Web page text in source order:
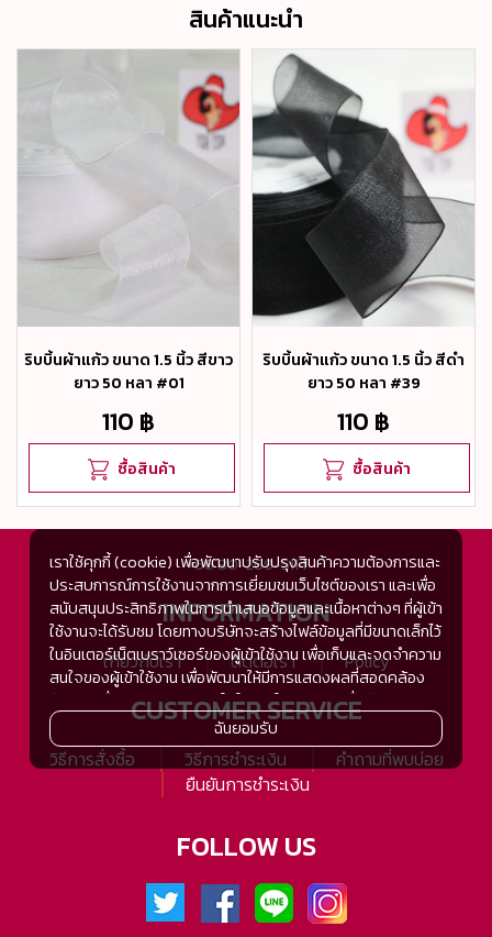
สินค้าแนะนำ
ริบบิ้นผ้าแก้ว ขนาด 1.5 นิ้ว สีขาว
ยาว 50 หลา #01
110 ฿
ซื้อสินค้า
ริบบิ้นผ้าแก้ว ขนาด 1.5 นิ้ว สีดำ
ยาว 50 หลา #39
110 ฿
ซื้อสินค้า
+66 80-269-5114
INFORMATION
เกี่ยวกับเรา ติดต่อเรา Policy
CUSTOMER SERVICE
วิธีการสั่งซื้อ วิธีการชำระเงิน
คำถามที่พบบ่อย
ยืนยันการชำระเงิน
FOLLOW US
เราใช้คุกกี้ (cookie) เพื่อพัฒนาปรับปรุงสินค้าความต้องการและ
ประสบการณ์การใช้งานจากการเยี่ยมชมเว็บไซต์ของเรา และเพื่อ
สนับสนุนประสิทธิภาพในการนำเสนอข้อมูลและเนื้อหาต่างๆ ที่ผู้เข้า
ใช้งานจะได้รับชม โดยทางบริษัทจะสร้างไฟล์ข้อมูลที่มีขนาดเล็กไว้
ในอินเตอร์เน็ตเบราว์เซอร์ของผู้เข้าใช้งาน เพื่อเก็บและจดจำความ
สนใจของผู้เข้าใช้งาน เพื่อพัฒนาให้มีการแสดงผลที่สอดคล้อง
กับความชื่นชอบและความสนใจในการใช้งาน และเพื่อพัฒนา
ประสิทธิภาพในการแสดงผลของข้อมูล รวมถึงเพื่ออำนวยความ
สะดวกในการให้บริการต่างๆ ภายในเว็บไซต์ของเรา และเมื่อผู้เข้า
ใช้งานกลับมาเยี่ยมชม หรือกลับเข้ามาใช้บริการในครั้งต่อไป แต่
การเก็บข้อมูลด้วยคุกกี้จะไม่ระบุตัวตนของผู้เข้าใช้งาน
บริการหรือได้รับมอบหมายให้กระทำแทนในนามของ www.tsh-
tsh.com เช่น Google Analytic เป็นต้น
เมื่อผู้เข้าใช้งานมีการกลับมาเยี่ยมชมเว็บไซต์โดยไม่เปลี่ยนแปลง
การตั้งค่าคุกกี้บนอินเตอร์เน็ตเบราส์เซอร์ อุปกรณ์ของผู้ใช้งานจะ
ยอมรับคุกกี๊อัตโนมัติในการเข้าใช้งานในครั้งต่อไป ซึ่งถ้าหากผู้เข้า
ฉันยอมรับ